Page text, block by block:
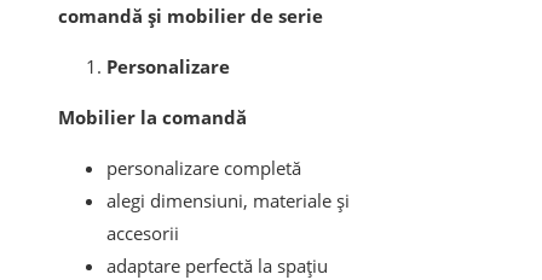
comandă și mobilier de serie
Personalizare
Mobilier la comandă
personalizare completă
alegi dimensiuni, materiale și
accesorii
adaptare perfectă la spațiu